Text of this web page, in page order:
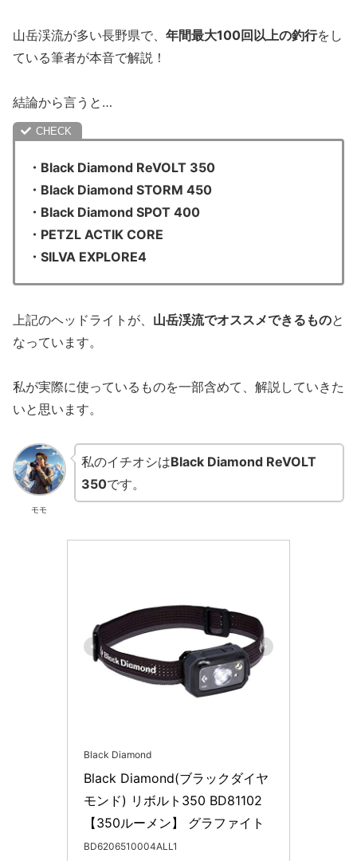
山岳渓流が多い長野県で、 年間最大100回以上の釣行をし
ている筆者が本音で解説！
結論から言うと…
・Black Diamond ReVOLT 350
・Black Diamond STORM 450
・Black Diamond SPOT 400
・PETZL ACTIK CORE
・SILVA EXPLORE4
上記のヘッドライトが、 山岳渓流でオススメできるものと
なっています。
私が実際に使っているものを一部含めて、解説していきた
いと思います。
モモ
私のイチオシはBlack Diamond ReVOLT
350です。
Black Diamond
Black Diamond(ブラックダイヤ
モンド) リボルト350 BD81102
【350ルーメン】 グラファイト
BD6206510004ALL1